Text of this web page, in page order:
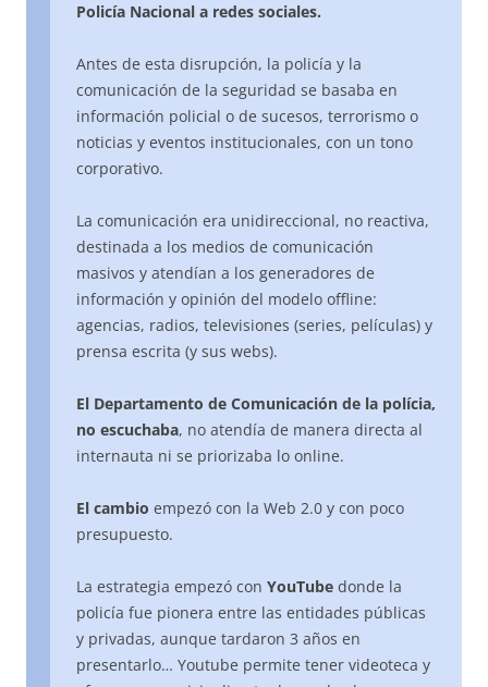
Policía Nacional a redes sociales.
Antes de esta disrupción, la policía y la
comunicación de la seguridad se basaba en
información policial o de sucesos, terrorismo o
noticias y eventos institucionales, con un tono
corporativo.
La comunicación era unidireccional, no reactiva,
destinada a los medios de comunicación
masivos y atendían a los generadores de
información y opinión del modelo offline:
agencias, radios, televisiones (series, películas) y
prensa escrita (y sus webs).
El Departamento de Comunicación de la polícia,
no escuchaba, no atendía de manera directa al
internauta ni se priorizaba lo online.
El cambio empezó con la Web 2.0 y con poco
presupuesto.
La estrategia empezó con YouTube donde la
policía fue pionera entre las entidades públicas
y privadas, aunque tardaron 3 años en
presentarlo… Youtube permite tener videoteca y